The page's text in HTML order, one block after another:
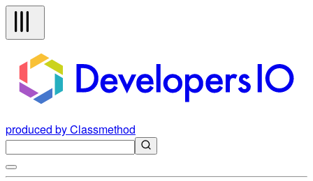
produced by Classmethod